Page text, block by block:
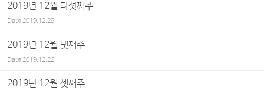
2019년 12월 다섯째주
Date2019.12.29
2019년 12월 넷째주
Date2019.12.22
2019년 12월 셋째주